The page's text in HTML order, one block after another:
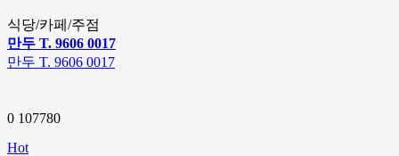
식당/카페/주점
만두 T. 9606 0017
만두 T. 9606 0017
0 107780
Hot